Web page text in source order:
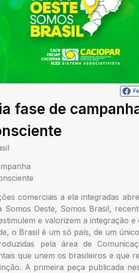
fase de
comerciais a ela integradas
Somos Oeste, Somos Brasil,
e valorizem a integração
o Brasil é um só país, de um
pela área de
que unem os brasileiros e que
A primeira peça publicada